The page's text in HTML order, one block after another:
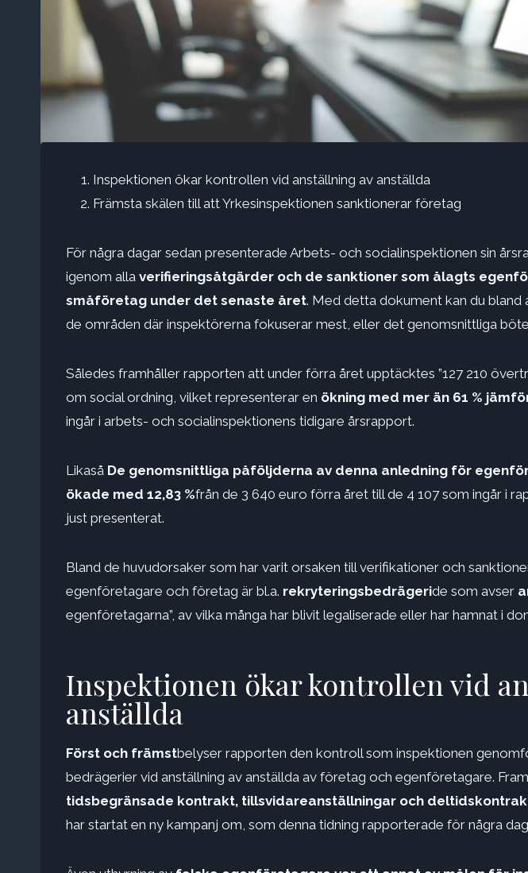
Inspektionen ökar kontrollen vid anställning av anställda
Främsta skälen till att Yrkesinspektionen sanktionerar företag
För några dagar sedan presenterade Arbets- och socialinspektionen sin
igenom alla verifieringsåtgärder och de sanktioner som ålagts
småföretag under det senaste året. Med detta dokument kan du bland
de områden där inspektörerna fokuserar mest, eller det genomsnittliga
Således framhåller rapporten att under förra året upptäcktes ”127 210
om social ordning, vilket representerar en ökning med mer än 61 %
ingår i arbets- och socialinspektionens tidigare årsrapport.
Likaså De genomsnittliga påföljderna av denna anledning för
ökade med 12,83 %från de 3 640 euro förra året till de 4 107 som ingår i
just presenterat.
Bland de huvudorsaker som har varit orsaken till verifikationer och
egenföretagare och företag är bl.a. rekryteringsbedrägeride som avser
egenföretagarna”, av vilka många har blivit legaliserade eller har hamnat i
Inspektionen ökar kontrollen vid
anställda
Först och främstbelyser rapporten den kontroll som inspektionen
bedrägerier vid anställning av anställda av företag och egenföretagare.
tidsbegränsade kontrakt, tillsvidareanställningar och
har startat en ny kampanj om, som denna tidning rapporterade för några